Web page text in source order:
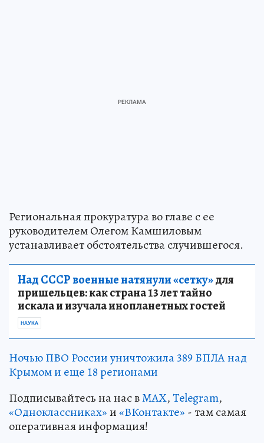
Региональная прокуратура во главе с ее
руководителем Олегом Камшиловым
устанавливает обстоятельства случившегося.
Над СССР военные натянули «сетку»для
пришельцев: как страна 13 лет тайно
искала и изучала инопланетных гостей
НАУКА
Ночью ПВО России уничтожила 389 БПЛА над
Крымом и еще 18 регионами
Подписывайтесь на нас вMAX,Telegram,
«Одноклассниках»и«ВКонтакте» - там самая
оперативная информация!